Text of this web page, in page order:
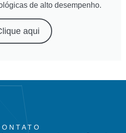
de alto desempenho.
aqui